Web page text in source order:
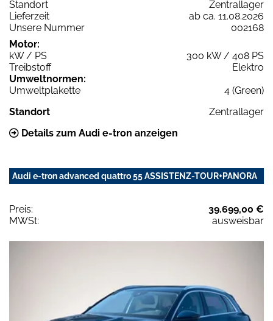
Standort
Zentrallager
Lieferzeit
ab ca. 11.08.2026
Unsere Nummer
002168
Motor:
kW / PS
300 kW / 408 PS
Treibstoff
Elektro
Umweltnormen:
Umweltplakette
4 (Green)
Standort
Zentrallager
Details zum Audi e-tron anzeigen
Audi e-tron advanced quattro 55 ASSISTENZ-TOUR+PANORA
Preis:
39.699,00 €
MWSt:
ausweisbar